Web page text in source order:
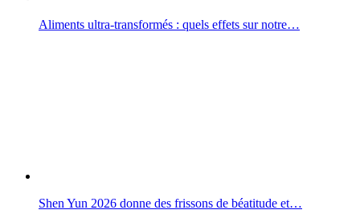
Aliments ultra-transformés : quels effets sur notre…
Shen Yun 2026 donne des frissons de béatitude et…